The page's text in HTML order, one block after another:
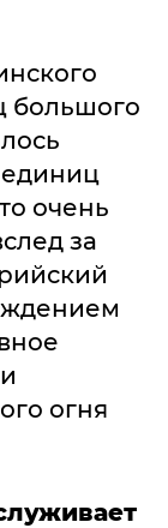
большого
единиц
очень
за
огня